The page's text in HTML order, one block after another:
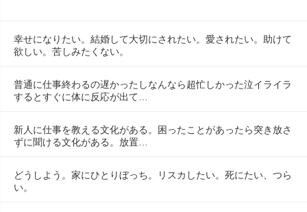
幸せになりたい。結婚して大切にされたい。愛されたい。助けて
欲しい。苦しみたくない。
普通に仕事終わるの遅かったしなんなら超忙しかった泣イライラ
するとすぐに体に反応が出て…
新人に仕事を教える文化がある。困ったことがあったら突き放さ
ずに聞ける文化がある。放置…
どうしよう。家にひとりぼっち。リスカしたい。死にたい、つら
い。